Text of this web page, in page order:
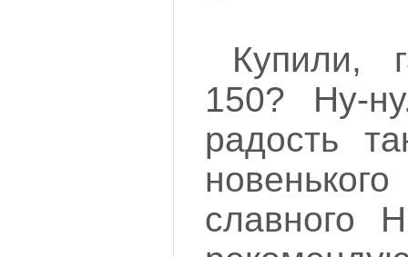
Купили,
150? Ну-
радость
славного